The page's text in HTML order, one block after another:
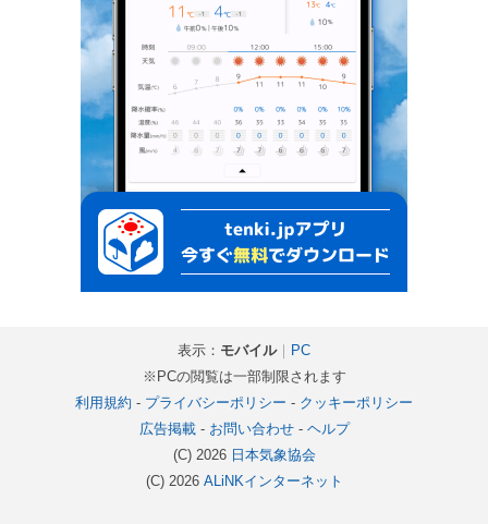
表示： モバイル｜ PC
※PCの閲覧は一部制限されます
利用規約 - プライバシーポリシー - クッキーポリシー
広告掲載- お問い合わせ- ヘルプ
(C) 2026 日本気象協会
(C) 2026 ALiNKインターネット